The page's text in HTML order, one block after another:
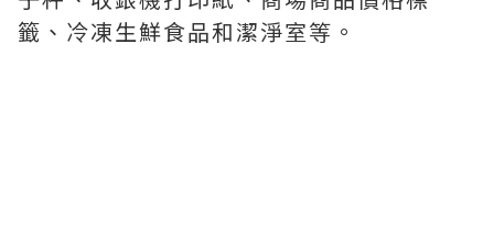
籤、冷凍生鮮食品和潔淨室等。